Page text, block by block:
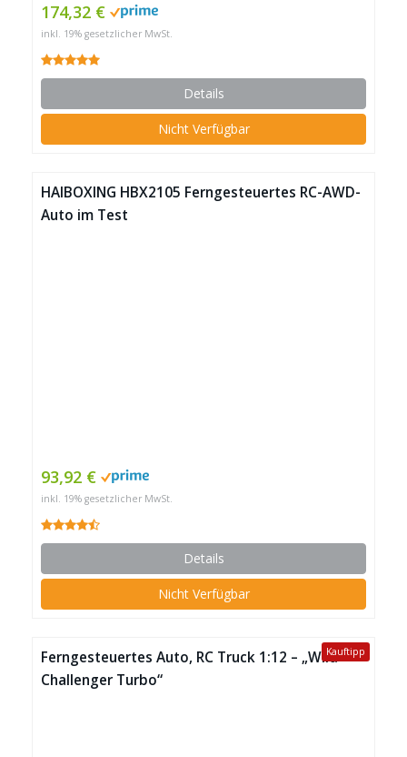
174,32 €
inkl. 19% gesetzlicher MwSt.
Details
Nicht Verfügbar
HAIBOXING HBX2105 Ferngesteuertes RC-AWD-
Auto im Test
93,92 €
inkl. 19% gesetzlicher MwSt.
Details
Nicht Verfügbar
Kauftipp
Ferngesteuertes Auto, RC Truck 1:12 – „Wild
Challenger Turbo“